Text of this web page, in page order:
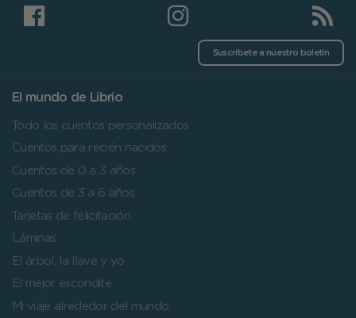
Suscríbete a nuestro boletín
El mundo de Librio
Todo los cuentos personalizados
Cuentos para recién nacidos
Cuentos de 0 a 3 años
Cuentos de 3 a 6 años
Tarjetas de felicitación
Láminas
El árbol, la llave y yo
El mejor escondite
Mi viaje alrededor del mundo